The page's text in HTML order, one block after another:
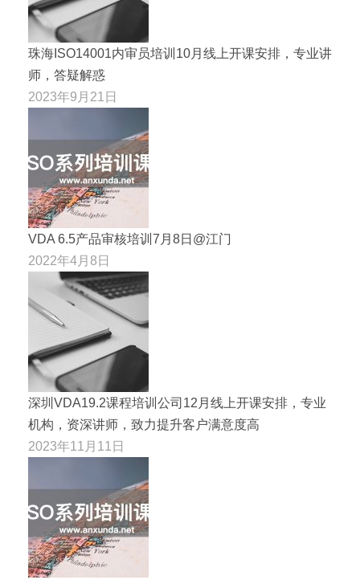
珠海ISO14001内审员培训10月线上开课安排，专业讲
师，答疑解惑
2023年9月21日
VDA 6.5产品审核培训7月8日@江门
2022年4月8日
深圳VDA19.2课程培训公司12月线上开课安排，专业
机构，资深讲师，致力提升客户满意度高
2023年11月11日